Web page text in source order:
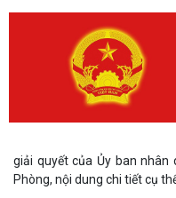
giải quyết của Ủy ban nhân
Phòng, nội dung chi tiết cụ